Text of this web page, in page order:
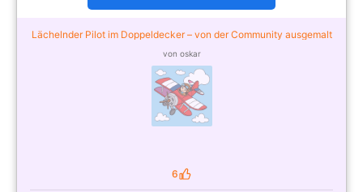
Lächelnder Pilot im Doppeldecker – von der Community ausgemalt
von oskar
6
Likes